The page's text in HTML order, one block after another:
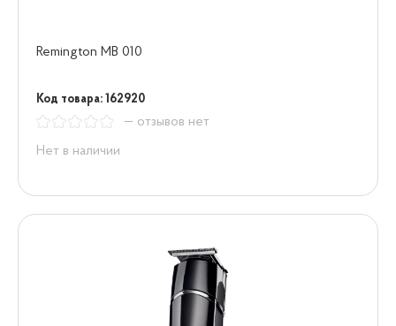
Remington MB 010
Код товара: 162920
— отзывов нет
Нет в наличии